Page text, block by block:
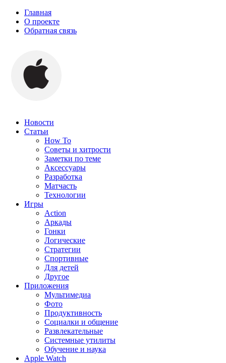
Главная
О проекте
Обратная связь
Новости
Статьи
How To
Советы и хитрости
Заметки по теме
Аксессуары
Разработка
Матчасть
Технологии
Игры
Action
Аркады
Гонки
Логические
Стратегии
Спортивные
Для детей
Другое
Приложения
Мультимедиа
Фото
Продуктивность
Социалки и общение
Развлекательные
Системные утилиты
Обучение и наука
Apple Watch